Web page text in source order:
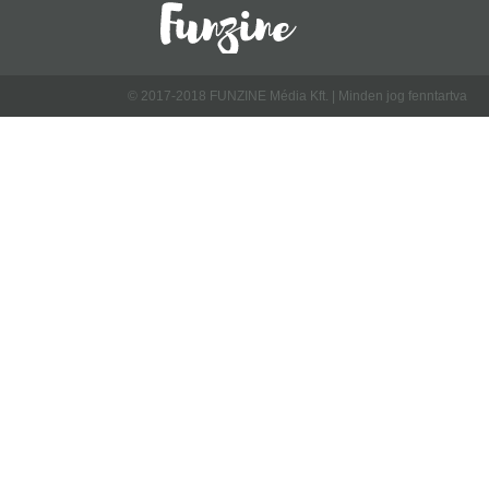
© 2017-2018 FUNZINE Média Kft. | Minden jog fenntartva